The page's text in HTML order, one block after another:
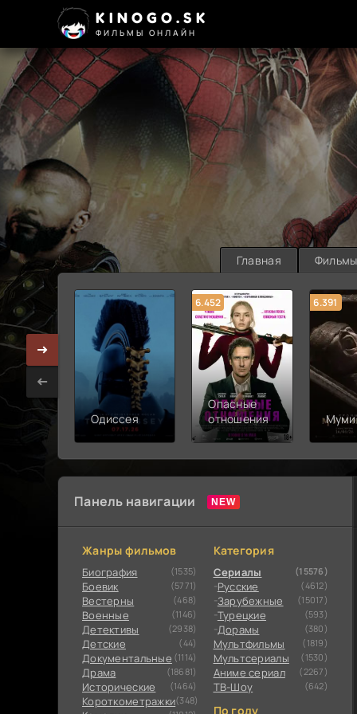
KINOGO.SK
ФИЛЬМЫ ОНЛАЙН
Главная Фильмы
Одиссея
6.452
Опасные
отношения
6.391
Панель навигации
Жанры фильмов
Биография (1535)
Боевик (5771)
Вестерны (468)
Военные (1146)
Детективы (2938)
Детские (44)
Документальные (1114)
Драма (18681)
Исторические (1464)
Короткометражки(348)
Категория
Сериалы (15576)
Русские (4612)
Зарубежные (15017)
Турецкие (593)
Дорамы (380)
Мультфильмы (1819)
Мультсериалы (1530)
Аниме сериал (2267)
ТВ-Шоу (642)
По году